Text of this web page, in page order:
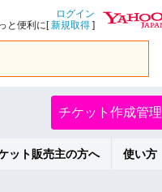
ログイン
と便利に[新規取得 ]
チケット作成管理
ット販売主の方へ 使い方